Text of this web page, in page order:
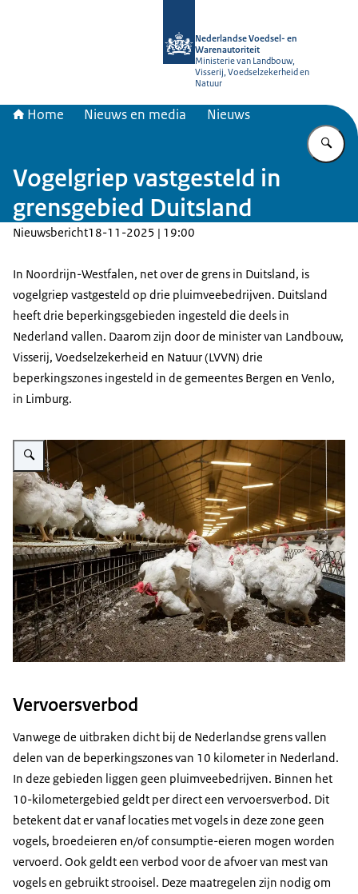
Nederlandse Voedsel- en
Warenautoriteit
Ministerie van Landbouw,
Visserij, Voedselzekerheid en
Natuur
Home Nieuws en media Nieuws
Vogelgriep vastgesteld in
grensgebied Duitsland
Nieuwsbericht18-11-2025 | 19:00
In Noordrijn-Westfalen, net over de grens in Duitsland, is
vogelgriep vastgesteld op drie pluimveebedrijven. Duitsland
heeft drie beperkingsgebieden ingesteld die deels in
Nederland vallen. Daarom zijn door de minister van Landbouw,
Visserij, Voedselzekerheid en Natuur (LVVN) drie
beperkingszones ingesteld in de gemeentes Bergen en Venlo,
in Limburg.
Vergroot afbeelding Witte kippen op een leghennenbedrijf
Vervoersverbod
Vanwege de uitbraken dicht bij de Nederlandse grens vallen
delen van de beperkingszones van 10 kilometer in Nederland.
In deze gebieden liggen geen pluimveebedrijven. Binnen het
10-kilometergebied geldt per direct een vervoersverbod. Dit
betekent dat er vanaf locaties met vogels in deze zone geen
vogels, broedeieren en/of consumptie-eieren mogen worden
vervoerd. Ook geldt een verbod voor de afvoer van mest van
vogels en gebruikt strooisel. Deze maatregelen zijn nodig om